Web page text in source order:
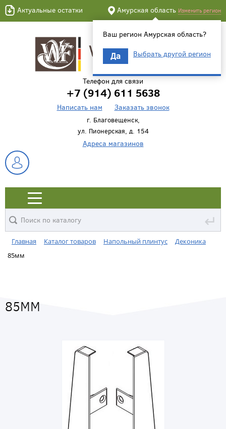
Актуальные остатки Амурская область Изменить регион
Ваш регион Амурская область?
Да Выбрать другой регион
Телефон для связи
+7 (914) 611 5638
Написать нам Заказать звонок
г. Благовещенск,
ул. Пионерская, д. 154
Адреса магазинов
↵
Главная Каталог товаров Напольный плинтус
Деконика
85мм
85ММ